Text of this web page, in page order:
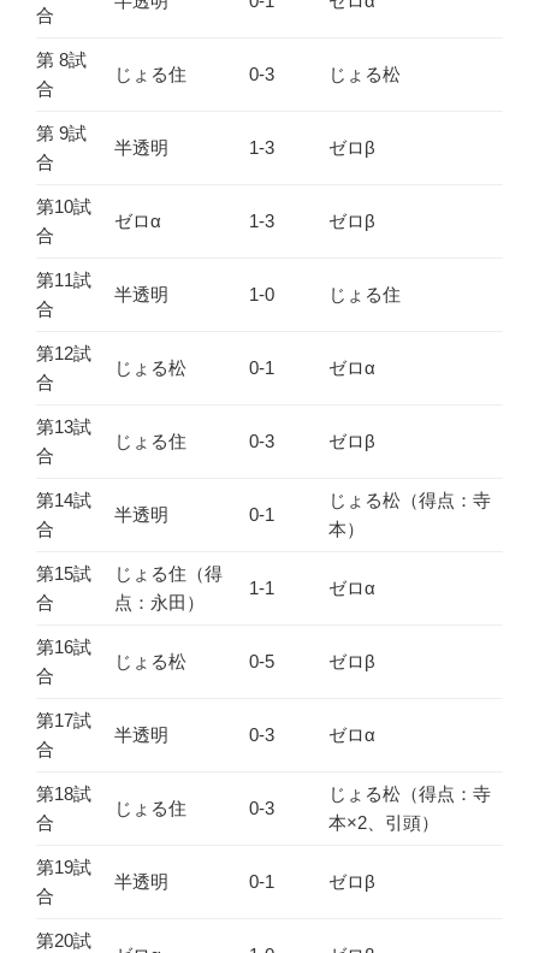
合
第 8試
合
じょる住 0-3 じょる松
第 9試
合
半透明 1-3 ゼロβ
第10試
合
ゼロα 1-3 ゼロβ
第11試
合
半透明 1-0 じょる住
第12試
合
じょる松 0-1 ゼロα
第13試
合
じょる住 0-3 ゼロβ
第14試
合
半透明 0-1
じょる松（得点：寺
本）
第15試
合
じょる住（得
点：永田）
1-1 ゼロα
第16試
合
じょる松 0-5 ゼロβ
第17試
合
半透明 0-3 ゼロα
第18試
合
じょる住 0-3
じょる松（得点：寺
本×2、引頭）
第19試
合
半透明 0-1 ゼロβ
第20試